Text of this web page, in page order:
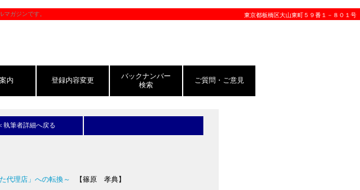
ガジンです。 東京都板橋区大山東町５９番１－８０１号
内 登録内容変更
バックナンバー
検索
ご質問・ご意見
執筆者詳細へ戻る
代理店」への転換～ 【篠原 孝典】